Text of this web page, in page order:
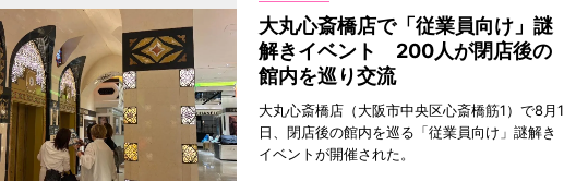
大丸心斎橋店で「従業員向け」謎
解きイベント 200人が閉店後の
館内を巡り交流
大丸心斎橋店（大阪市中央区心斎橋筋1）で8月1
日、閉店後の館内を巡る「従業員向け」謎解き
イベントが開催された。